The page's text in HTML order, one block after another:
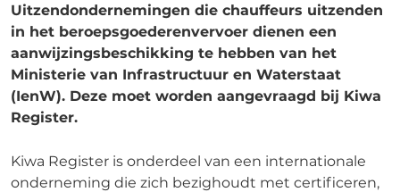
Uitzendondernemingen die chauffeurs uitzenden
in het beroepsgoederenvervoer dienen een
aanwijzingsbeschikking te hebben van het
Ministerie van Infrastructuur en Waterstaat
(IenW). Deze moet worden aangevraagd bij Kiwa
Register.
Kiwa Register is onderdeel van een internationale
onderneming die zich bezighoudt met certificeren,